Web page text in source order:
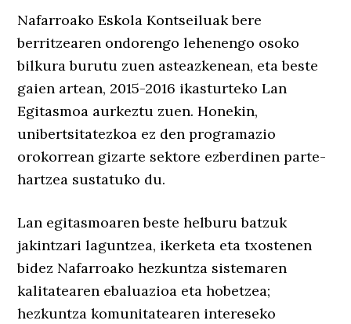
Nafarroako Eskola Kontseiluak bere
berritzearen ondorengo lehenengo osoko
bilkura burutu zuen asteazkenean, eta beste
gaien artean, 2015-2016 ikasturteko Lan
Egitasmoa aurkeztu zuen. Honekin,
unibertsitatezkoa ez den programazio
orokorrean gizarte sektore ezberdinen parte-
hartzea sustatuko du.
Lan egitasmoaren beste helburu batzuk
jakintzari laguntzea, ikerketa eta txostenen
bidez Nafarroako hezkuntza sistemaren
kalitatearen ebaluazioa eta hobetzea;
hezkuntza komunitatearen intereseko